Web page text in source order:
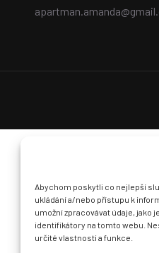
Abychom poskytli co nejlepší
ukládání a/nebo přístupu k
umožní zpracovávat údaje, jako
identifikátory na tomto webu.
určité vlastnosti a funkce.